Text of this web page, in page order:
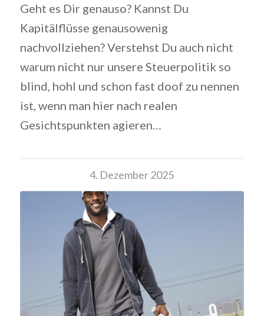
Geht es Dir genauso? Kannst Du
Kapitälflüsse genausowenig
nachvollziehen? Verstehst Du auch nicht
warum nicht nur unsere Steuerpolitik so
blind, hohl und schon fast doof zu nennen
ist, wenn man hier nach realen
Gesichtspunkten agieren…
4. Dezember 2025